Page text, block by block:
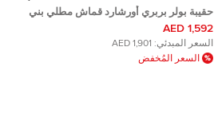
حقيبة بولر بربري أورشارد قماش مطلي بني
داكن/بيج بنقشة هايماركت تشيك
1,592 AED
السعر المبدئي: 1,901 AED
السعر المُخفض